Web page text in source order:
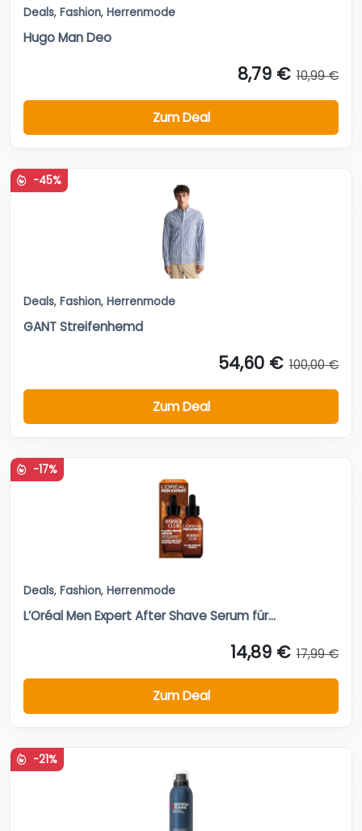
Deals, Fashion, Herrenmode
Hugo Man Deo
8,79 € 10,99 €
Zum Deal
-45%
Deals, Fashion, Herrenmode
GANT Streifenhemd
54,60 € 100,00 €
Zum Deal
-17%
Deals, Fashion, Herrenmode
L’Oréal Men Expert After Shave Serum für...
14,89 € 17,99 €
Zum Deal
-21%